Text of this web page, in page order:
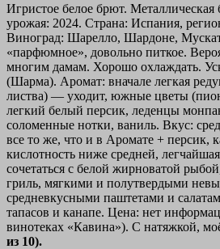
Игристое белое брют. Металлическая
урожая: 2024. Страна: Испания,
Виноград: Шарелло, Шардоне,
«парфюмное», довольно питкое.
многим дамам. Хорошо охлаждать.
(Шарма). Аромат: вначале легкая
листва) — уходит, южные цветы
легкий белый персик, леденцы
соломенные нотки, ваниль. Вкус:
все то же, что и в Аромате + персик,
кислотность ниже средней,
сочетаться с белой жирноватой
гриль, мягкими и полутвердыми
средневкусными паштетами и
тапасов и канапе. Цена: нет
винотеках «Кавина»). С натяжкой,
из 10).